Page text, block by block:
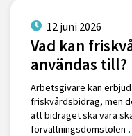
12 juni 2026
Vad kan
användas till?
Arbetsgivare kan
friskvårdsbidrag, men
att bidraget ska vara
förvaltningsdomstolen